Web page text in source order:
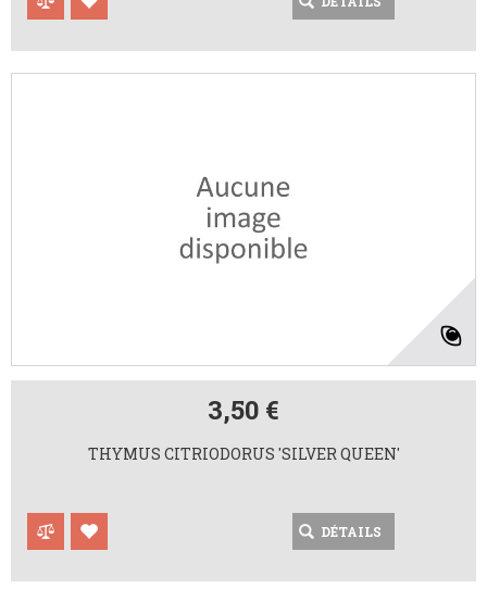
3,50 €
THYMUS CITRIODORUS 'SILVER QUEEN'
DÉTAILS